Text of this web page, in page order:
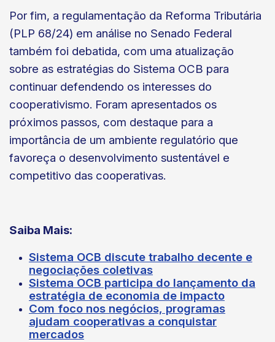
Por fim, a regulamentação da Reforma Tributária
(PLP 68/24) em análise no Senado Federal
também foi debatida, com uma atualização
sobre as estratégias do Sistema OCB para
continuar defendendo os interesses do
cooperativismo. Foram apresentados os
próximos passos, com destaque para a
importância de um ambiente regulatório que
favoreça o desenvolvimento sustentável e
competitivo das cooperativas.
Saiba Mais:
Sistema OCB discute trabalho decente e
negociações coletivas
Sistema OCB participa do lançamento da
estratégia de economia de impacto
Com foco nos negócios, programas
ajudam cooperativas a conquistar
mercados